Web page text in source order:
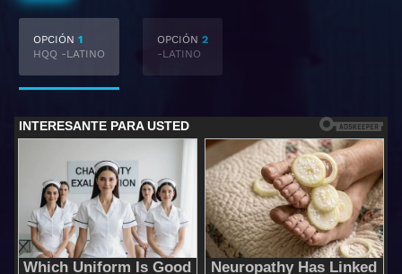
OPCIÓN 1
HQQ -LATINO
OPCIÓN 2
-LATINO